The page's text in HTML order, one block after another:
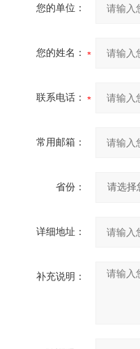
您的单位：
您的姓名：
联系电话：
常用邮箱：
省份：
详细地址：
补充说明：